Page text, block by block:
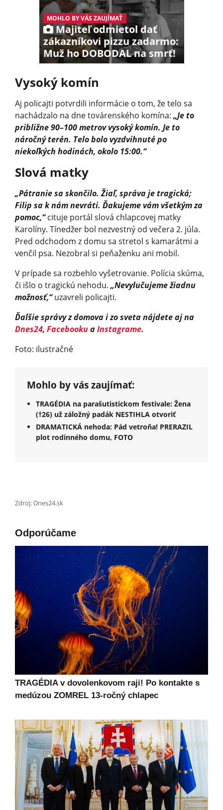
MOHLO BY VÁS ZAUJÍMAŤ
Majiteľ odmietol dať
zákazníkovi pizzu zadarmo:
Muž ho DOBODAL na smrť!
Vysoký komín
Aj policajti potvrdili informácie o tom, že telo sa
nachádzalo na dne továrenského komína: „Je to
približne 90–100 metrov vysoký komín. Je to
náročný terén. Telo bolo vyzdvihnuté po
niekoľkých hodinách, okolo 15:00.“
Slová matky
„Pátranie sa skončilo. Žiaľ, správa je tragická;
Filip sa k nám nevráti. Ďakujeme vám všetkým za
pomoc,“cituje portál slová chlapcovej matky
Karolíny. Tínedžer bol nezvestný od večera 2. júla.
Pred odchodom z domu sa stretol s kamarátmi a
venčil psa. Nezobral si peňaženku ani mobil.
V prípade sa rozbehlo vyšetrovanie. Polícia skúma,
či išlo o tragickú nehodu. „Nevylučujeme žiadnu
možnosť,“uzavreli policajti.
Ďalšie správy z domova i zo sveta nájdete aj na
Dnes24, FacebookuaInstagrame.
Foto: ilustračné
Mohlo by vás zaujímať:
TRAGÉDIA na parašutistickom festivale: Žena
(†26) už záložný padák NESTIHLA otvoriť
DRAMATICKÁ nehoda: Pád vetroňa! PRERAZIL
plot rodinného domu, FOTO
Zdroj: Dnes24.sk
Odporúčame
TRAGÉDIA v dovolenkovom raji! Po kontakte s
medúzou ZOMREL 13-ročný chlapec